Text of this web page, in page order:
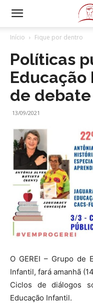
Início Fique por dentro
Políticas
de debate
13/09/2021
O GEREI – Grupo de
Infantil, fará amanhã
Ciclos de diálogos
Educação Infantil.